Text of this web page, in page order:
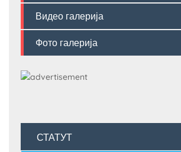
Видео галерија
Фото галерија
СТАТУТ